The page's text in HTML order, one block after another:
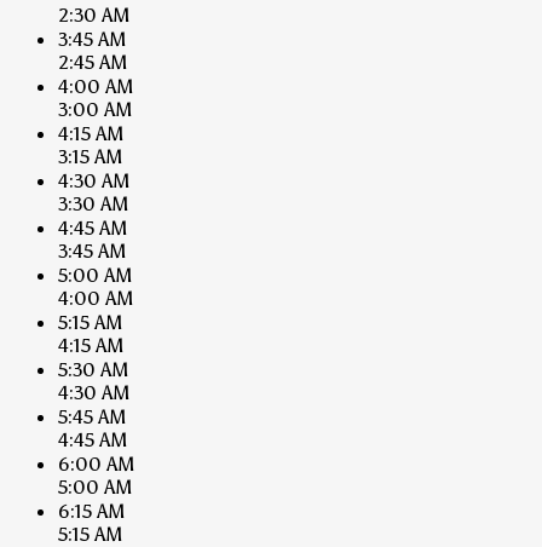
2:30 AM
3:45 AM
2:45 AM
4:00 AM
3:00 AM
4:15 AM
3:15 AM
4:30 AM
3:30 AM
4:45 AM
3:45 AM
5:00 AM
4:00 AM
5:15 AM
4:15 AM
5:30 AM
4:30 AM
5:45 AM
4:45 AM
6:00 AM
5:00 AM
6:15 AM
5:15 AM